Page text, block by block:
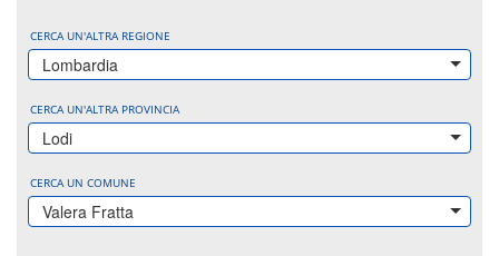
CERCA UN'ALTRA REGIONE
Lombardia
CERCA UN'ALTRA PROVINCIA
Lodi
CERCA UN COMUNE
Valera Fratta